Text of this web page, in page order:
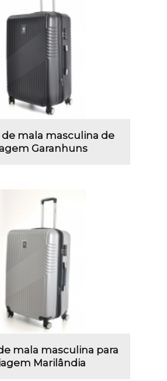
mala masculina de
Garanhuns
mala masculina para
Marilândia